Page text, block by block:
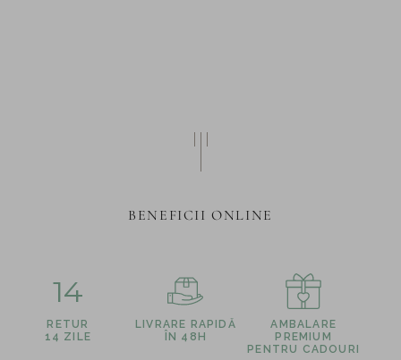
BENEFICII ONLINE
14
RETUR
14 ZILE
LIVRARE RAPIDĂ
ÎN 48H
AMBALARE
PREMIUM
PENTRU CADOURI